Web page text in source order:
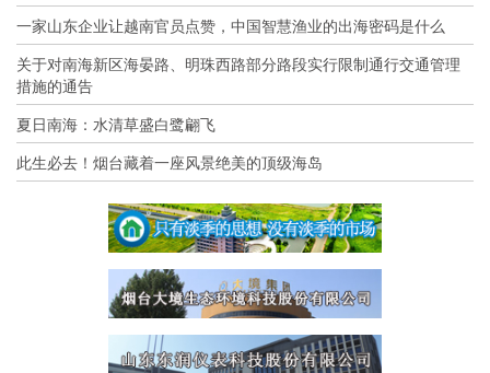
一家山东企业让越南官员点赞，中国智慧渔业的出海密码是什么
关于对南海新区海晏路、明珠西路部分路段实行限制通行交通管理
措施的通告
夏日南海：水清草盛白鹭翩飞
此生必去！烟台藏着一座风景绝美的顶级海岛